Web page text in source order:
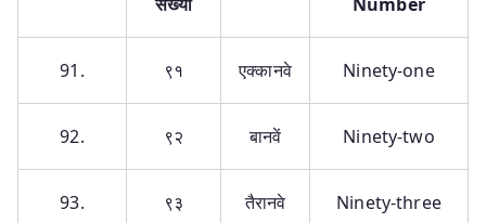
91. ९१ एक्कानवे Ninety-one
92. ९२ बानवें Ninety-two
93. ९३ तैरानवे Ninety-three